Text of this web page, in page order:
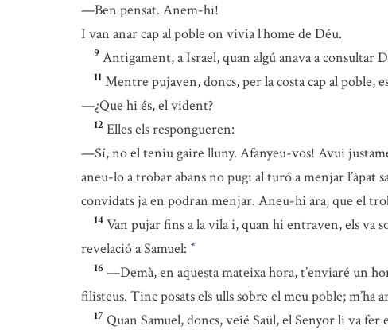
—Ben pensat. Anem-hi!
I van anar cap al poble on vivia l’home de Déu.
9 Antigament, a Israel, quan algú anava a consultar
11 Mentre pujaven, doncs, per la costa cap al poble,
—¿Que hi és, el vident?
12 Elles els respongueren:
—Sí, no el teniu gaire lluny. Afanyeu-vos! Avui
aneu-lo a trobar abans no pugi al turó a menjar l’àpat
convidats ja en podran menjar. Aneu-hi ara, que el
14 Van pujar fins a la vila i, quan hi entraven, els va
revelació a Samuel: *
16 —Demà, en aquesta mateixa hora, t’enviaré un
filisteus. Tinc posats els ulls sobre el meu poble; m’ha
17 Quan Samuel, doncs, veié Saül, el Senyor li va